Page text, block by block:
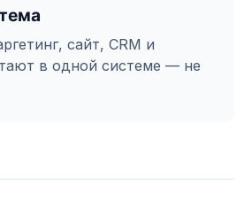
сайт, CRM и
в одной системе — не